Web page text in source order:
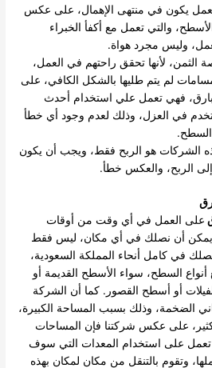
يكون في منتهى الإهمال، على عكس
والتي تعمل مع أكفأ الخبراء
وليس مجرد هواة.
الثمن، لأنها تحقق راحتهم في العمل،
لم يتم طليها بالشكل الكافي، على
فهي تعمل علي استخدام أحدث
في العزل، وذلك لعدم وجود أي خطأ
الشركات هو الربح فقط، ويجب أن يكون
إلى الربح، والعكس خطأ.
على العمل في أي وقت من أوقات
ويمكن أن نصلك في أي مكان، ليس فقط
في كامل أنحاء المملكة السعودية،
السطح، سواء الأسطح القديمة أو
أو أسطح القصور.كما أن الشركة
الضخمة، وذلك بسبب المساحة الكبيرة،
على عكس شركتنا فإن المساحات
تعمل على استخدام المعدات التي سوف
وتقوم بالتنقل من مكان لمكان بهذه